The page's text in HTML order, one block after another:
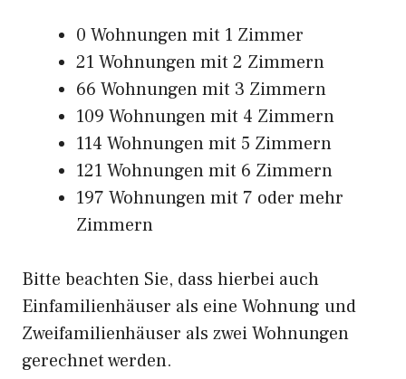
0 Wohnungen mit 1 Zimmer
21 Wohnungen mit 2 Zimmern
66 Wohnungen mit 3 Zimmern
109 Wohnungen mit 4 Zimmern
114 Wohnungen mit 5 Zimmern
121 Wohnungen mit 6 Zimmern
197 Wohnungen mit 7 oder mehr
Zimmern
Bitte beachten Sie, dass hierbei auch
Einfamilienhäuser als eine Wohnung und
Zweifamilienhäuser als zwei Wohnungen
gerechnet werden.